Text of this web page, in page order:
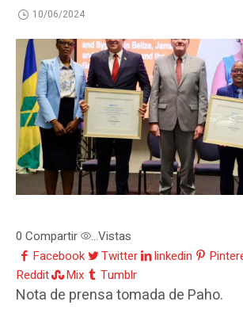
10/06/2024
0 Compartir ...Vistas
Facebook
Twitter linkedin
Reddit
Mix Tumblr
Nota de prensa tomada de Paho.